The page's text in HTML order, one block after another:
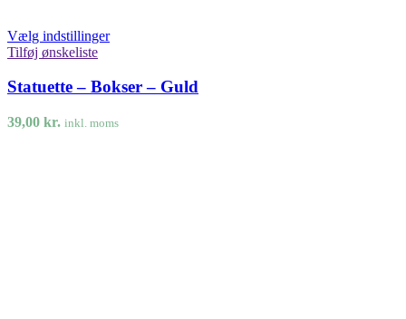
Vælg indstillinger
Tilføj ønskeliste
Statuette – Bokser – Guld
39,00 kr. inkl. moms